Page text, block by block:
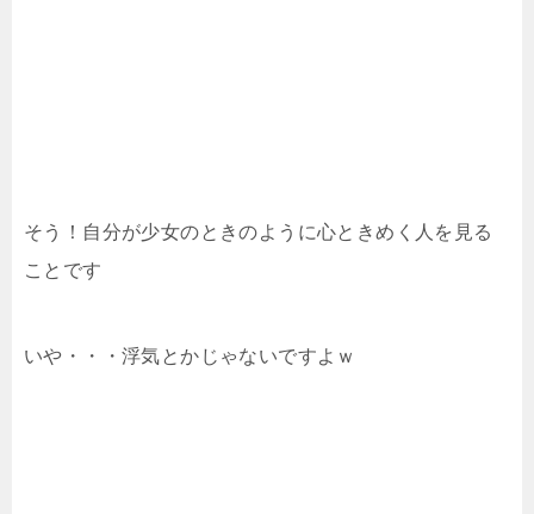
そう！自分が少女のときのように心ときめく人を見る
ことです
いや・・・浮気とかじゃないですよｗ